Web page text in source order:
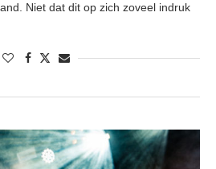
Niet dat dit op zich zoveel indruk